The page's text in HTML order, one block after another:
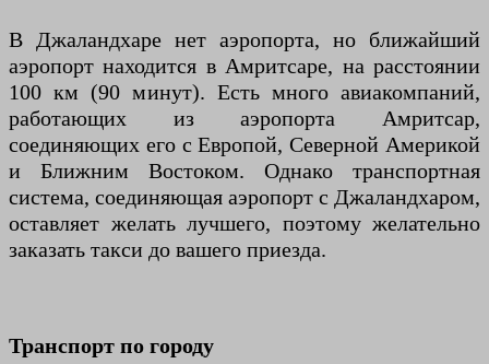
В Джаландхаре нет аэропорта, но ближайший
аэропорт находится в Амритсаре, на расстоянии
100 км (90 минут). Есть много авиакомпаний,
работающих из аэропорта Амритсар,
соединяющих его с Европой, Северной Америкой
и Ближним Востоком. Однако транспортная
система, соединяющая аэропорт с Джаландхаром,
оставляет желать лучшего, поэтому желательно
заказать такси до вашего приезда.
Транспорт по городу